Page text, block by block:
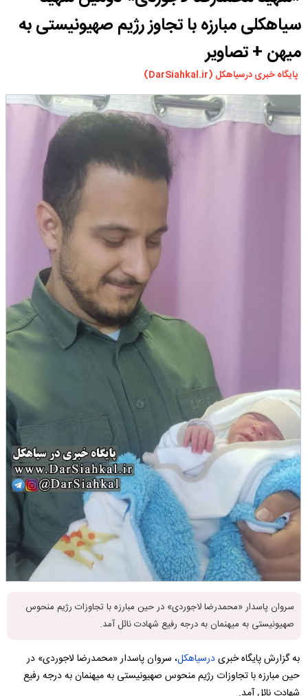
سیاسی
مسیر گردشگری دیلمان
درباره ما
سیاهکلی مبارزه با تجاوز رژیم صهیونیستی به
میهن + تصاویر
پایگاه خبری درسیاهکل (DarSiahkal.ir)
سروان پاسدار «محمدرضا لاجوردی» در حین مبارزه با تجاوزات رژیم منحوس
صهیونیستی به میهنمان به درجه رفیع شهادت نائل آمد.
به گزارش پایگاه خبریدرسیاهکل، سروان پاسدار «محمدرضا لاجوردی» در
حین مبارزه با تجاوزات رژیم منحوس صهیونیستی به میهنمان به درجه رفیع